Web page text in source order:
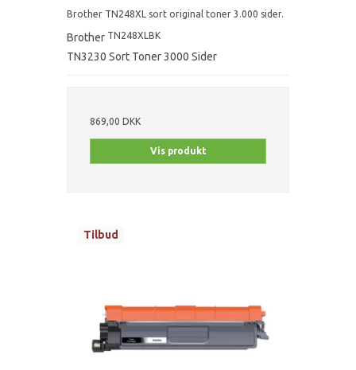
Brother TN248XL sort original toner 3.000 sider.
Brother TN248XLBK
TN3230 Sort Toner 3000 Sider
869,00 DKK
Vis produkt
Tilbud